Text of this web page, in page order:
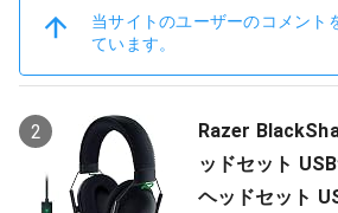
当サイトのユーザーのコメント
ています。
2
Razer
ッドセット
ヘッドセット